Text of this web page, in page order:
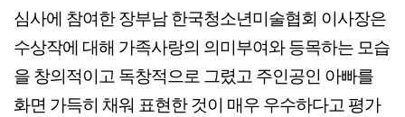
심사에 참여한 장부남 한국청소년미술협회 이사장은
수상작에 대해 가족사랑의 의미부여와 등목하는 모습
을 창의적이고 독창적으로 그렸고 주인공인 아빠를
화면 가득히 채워 표현한 것이 매우 우수하다고 평가